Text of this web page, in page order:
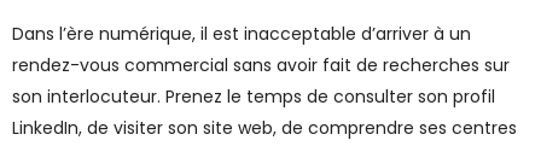
Dans l’ère numérique, il est inacceptable d’arriver à un
rendez-vous commercial sans avoir fait de recherches sur
son interlocuteur. Prenez le temps de consulter son profil
LinkedIn, de visiter son site web, de comprendre ses centres